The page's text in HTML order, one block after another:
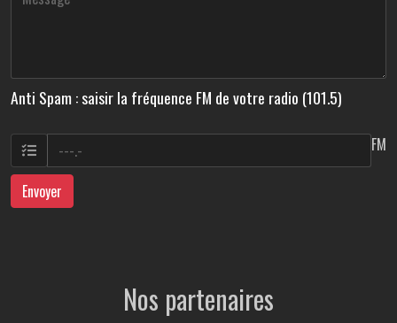
Anti Spam : saisir la fréquence FM de votre radio (101.5)
FM
Envoyer
Nos partenaires